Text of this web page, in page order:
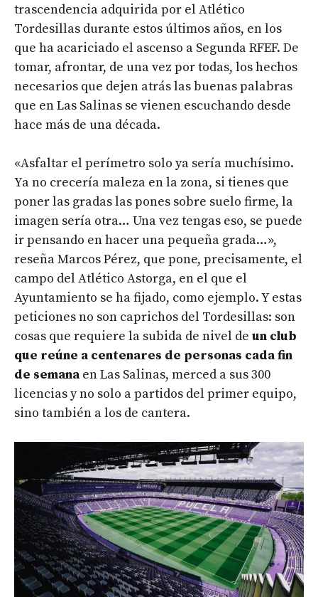
trascendencia adquirida por el Atlético
Tordesillas durante estos últimos años, en los
que ha acariciado el ascenso a Segunda RFEF. De
tomar, afrontar, de una vez por todas, los hechos
necesarios que dejen atrás las buenas palabras
que en Las Salinas se vienen escuchando desde
hace más de una década.
«Asfaltar el perímetro solo ya sería muchísimo.
Ya no crecería maleza en la zona, si tienes que
poner las gradas las pones sobre suelo firme, la
imagen sería otra… Una vez tengas eso, se puede
ir pensando en hacer una pequeña grada…»,
reseña Marcos Pérez, que pone, precisamente, el
campo del Atlético Astorga, en el que el
Ayuntamiento se ha fijado, como ejemplo. Y estas
peticiones no son caprichos del Tordesillas: son
cosas que requiere la subida de nivel de un club
que reúne a centenares de personas cada fin
de semana en Las Salinas, merced a sus 300
licencias y no solo a partidos del primer equipo,
sino también a los de cantera.